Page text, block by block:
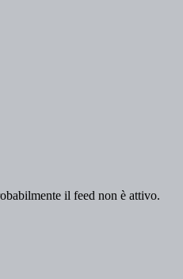
il feed non è attivo.